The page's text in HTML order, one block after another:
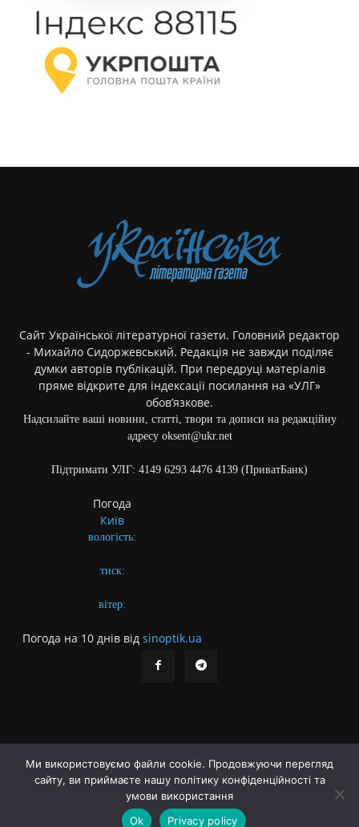
Сайт Української літературної газети. Головний редактор
- Михайло Сидоржевський. Редакція не завжди поділяє
думки авторів публікацій. При передруці матеріалів
пряме відкрите для індексації посилання на «УЛГ»
обов’язкове.
Надсилайте ваші новини, статті, твори та дописи на редакційну
адресу oksent@ukr.net
Підтримати УЛГ: 4149 6293 4476 4139 (ПриватБанк)
Погода
Київ
вологість:
тиск:
вітер:
Погода на 10 днів від sinoptik.ua
Про газету
Правила користування сайтом
Політика конфіденційності
Ми використовуємо файли cookie. Продовжуючи перегляд
сайту, ви приймаєте нашу політику конфіденційності та
умови використання
Ok
Privacy policy